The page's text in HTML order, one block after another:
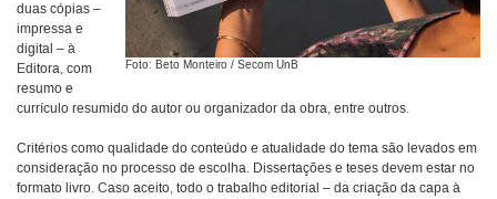
Foto: Beto Monteiro / Secom UnB
duas cópias –
impressa e
digital – à
Editora, com
resumo e
currículo resumido do autor ou organizador da obra, entre outros.
Critérios como qualidade do conteúdo e atualidade do tema são levados em
consideração no processo de escolha. Dissertações e teses devem estar no
formato livro. Caso aceito, todo o trabalho editorial – da criação da capa à